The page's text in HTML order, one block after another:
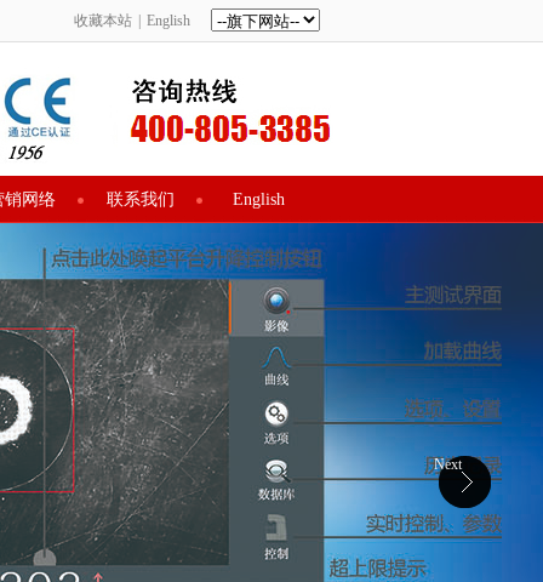
收藏本站 English
销网络 联系我们 English
Next